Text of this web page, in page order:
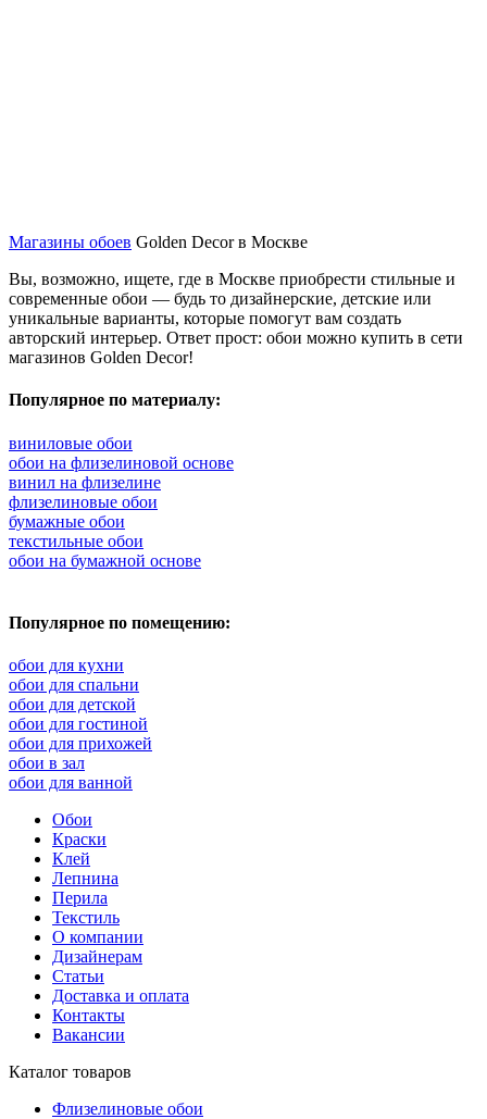
Магазины обоев Golden Decor в Москве
Вы, возможно, ищете, где в Москве приобрести стильные и
современные обои — будь то дизайнерские, детские или
уникальные варианты, которые помогут вам создать
авторский интерьер. Ответ прост: обои можно купить в сети
магазинов Golden Decor!
Популярное по материалу:
виниловые обои
обои на флизелиновой основе
винил на флизелине
флизелиновые обои
бумажные обои
текстильные обои
обои на бумажной основе
Популярное по помещению:
обои для кухни
обои для спальни
обои для детской
обои для гостиной
обои для прихожей
обои в зал
обои для ванной
Обои
Краски
Клей
Лепнина
Перила
Текстиль
О компании
Дизайнерам
Статьи
Доставка и оплата
Контакты
Вакансии
Каталог товаров
Флизелиновые обои